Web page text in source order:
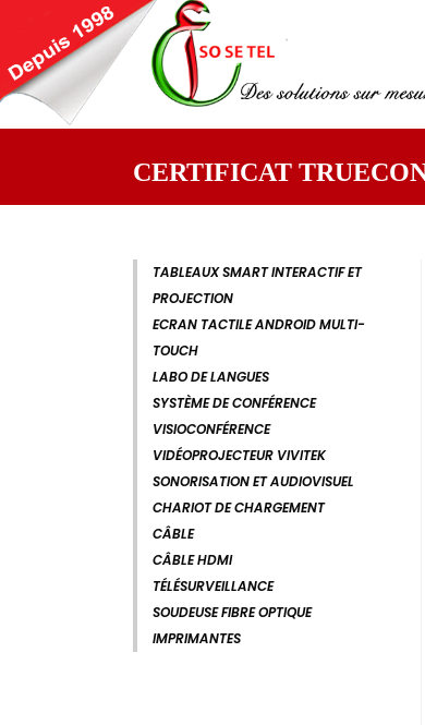
CERTIFICAT
TABLEAUX SMART INTERACTIF ET
PROJECTION
ECRAN TACTILE ANDROID MULTI-
TOUCH
LABO DE LANGUES
SYSTÈME DE CONFÉRENCE
VISIOCONFÉRENCE
VIDÉOPROJECTEUR VIVITEK
SONORISATION ET AUDIOVISUEL
CHARIOT DE CHARGEMENT
CÂBLE
CÂBLE HDMI
TÉLÉSURVEILLANCE
SOUDEUSE FIBRE OPTIQUE
IMPRIMANTES